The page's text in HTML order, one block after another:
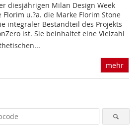
diesjährigen Milan Design Week
Florim u.?a. die Marke Florim Stone
integraler Bestandteil des Projekts
ist. Sie beinhaltet eine Vielzahl
mehr